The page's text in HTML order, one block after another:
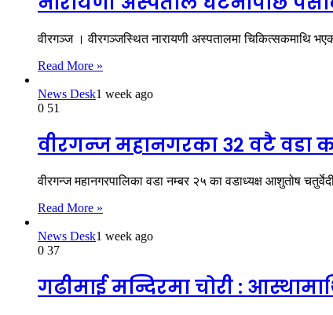
वीरगञ्ज । वीरगञ्जस्थित नारायणी अस्पतालमा चिकित्सकमाथि
Read More »
News Desk1 week ago
0 51
वीरगन्ज महानगरका ३२ वटै वडा
वीरगन्ज महानगरपालिका वडा नम्बर २५ का वडाध्यक्ष आशुतोष
Read More »
News Desk1 week ago
0 37
गढीमाई मन्दिरमा चोरी :